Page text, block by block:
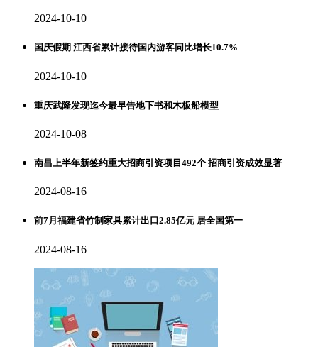
2024-10-10
国庆假期 江西省累计接待国内游客同比增长10.7%
2024-10-10
重庆武隆发现迄今最早告地下书和木板船模型
2024-10-08
南昌上半年新签约重大招商引资项目492个 招商引资成效显著
2024-08-16
前7月福建省竹制家具累计出口2.85亿元 居全国第一
2024-08-16